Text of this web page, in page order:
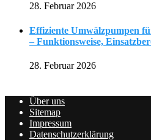
28. Februar 2026
Effiziente Umwälzpumpen
– Funktionsweise,
28. Februar 2026
Über uns
Sitemap
Impressum
Datenschutzerklärung